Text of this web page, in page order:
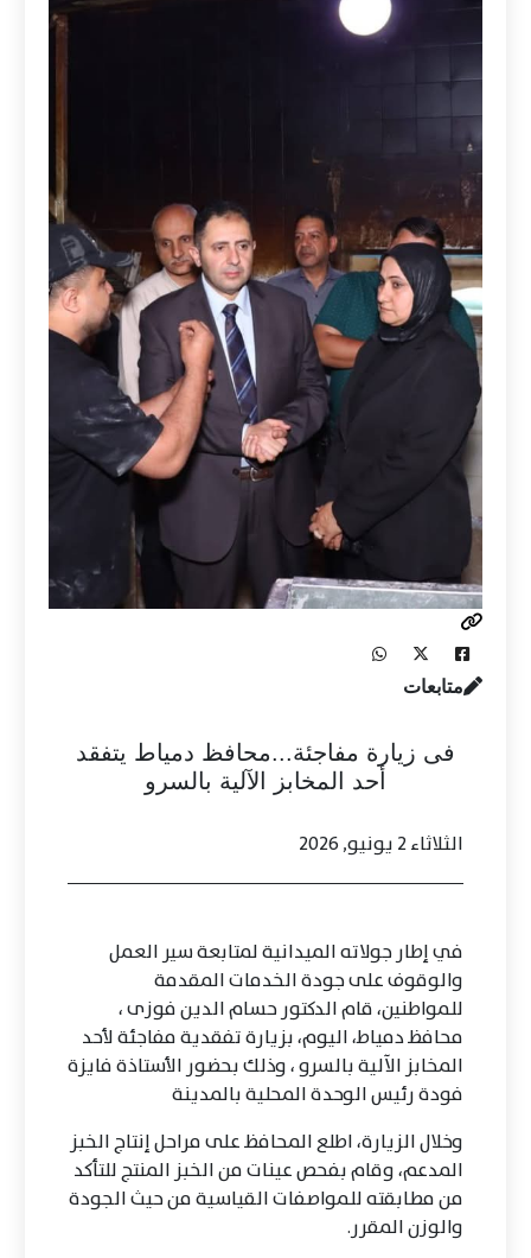
متابعات
فى زيارة مفاجئة...محافظ دمياط يتفقد
أحد المخابز الآلية بالسرو
الثلاثاء 2 يونيو, 2026
في إطار جولاته الميدانية لمتابعة سير العمل
والوقوف على جودة الخدمات المقدمة
للمواطنين، قام الدكتور حسام الدين فوزى ،
محافظ دمياط، اليوم، بزيارة تفقدية مفاجئة لأحد
المخابز الآلية بالسرو ، وذلك بحضور الأستاذة فايزة
فودة رئيس الوحدة المحلية بالمدينة
وخلال الزيارة، اطلع المحافظ على مراحل إنتاج الخبز
المدعم، وقام بفحص عينات من الخبز المنتج للتأكد
من مطابقته للمواصفات القياسية من حيث الجودة
والوزن المقرر.